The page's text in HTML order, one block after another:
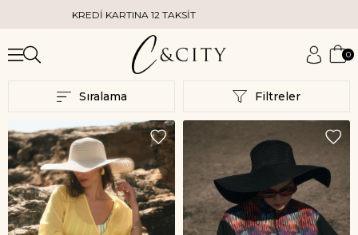
KARTINA 12 TAKSİT
0
Filtreler
Sıralama